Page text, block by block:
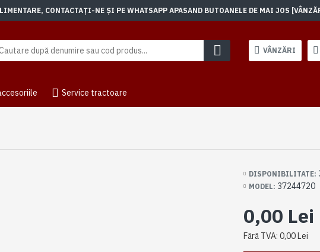
CONTACTAȚI-NE ȘI PE WHATSAPP APASAND BUTOANELE DE MAI JOS
VÂNZĂRI
Service tractoare
DISPONIBILITATE:
MODEL: 37244720
0,00 Lei
Fără TVA: 0,00 Lei